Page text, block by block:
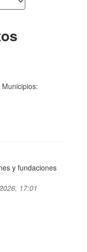
Municipios:
y fundaciones
17:01